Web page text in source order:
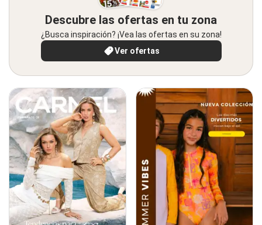
Descubre las ofertas en tu zona
¿Busca inspiración? ¡Vea las ofertas en su zona!
Ver ofertas